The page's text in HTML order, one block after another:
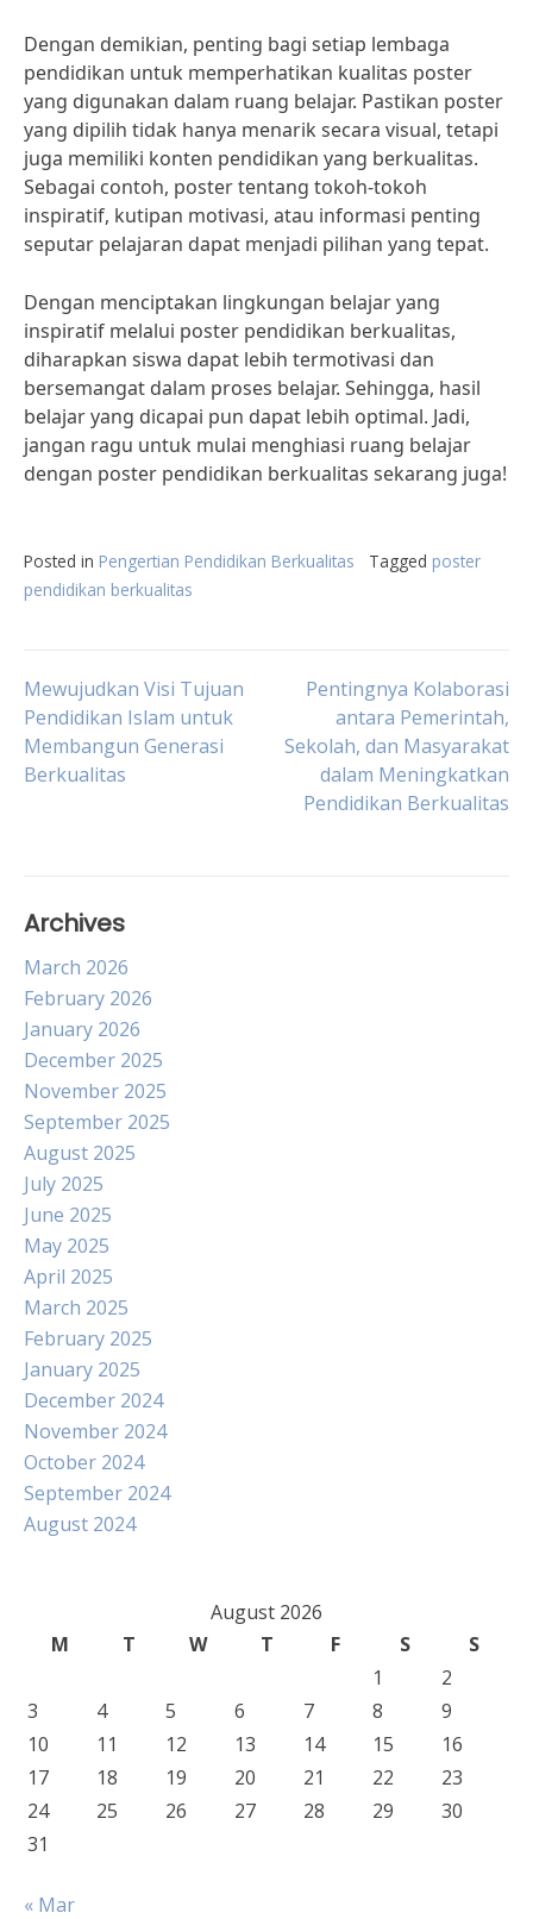
Dengan demikian, penting bagi setiap lembaga
pendidikan untuk memperhatikan kualitas poster
yang digunakan dalam ruang belajar. Pastikan poster
yang dipilih tidak hanya menarik secara visual, tetapi
juga memiliki konten pendidikan yang berkualitas.
Sebagai contoh, poster tentang tokoh-tokoh
inspiratif, kutipan motivasi, atau informasi penting
seputar pelajaran dapat menjadi pilihan yang tepat.
Dengan menciptakan lingkungan belajar yang
inspiratif melalui poster pendidikan berkualitas,
diharapkan siswa dapat lebih termotivasi dan
bersemangat dalam proses belajar. Sehingga, hasil
belajar yang dicapai pun dapat lebih optimal. Jadi,
jangan ragu untuk mulai menghiasi ruang belajar
dengan poster pendidikan berkualitas sekarang juga!
Posted in Pengertian Pendidikan Berkualitas Tagged poster
pendidikan berkualitas
Post
navigation
Mewujudkan Visi Tujuan
Pendidikan Islam untuk
Membangun Generasi
Berkualitas
Pentingnya Kolaborasi
antara Pemerintah,
Sekolah, dan Masyarakat
dalam Meningkatkan
Pendidikan Berkualitas
Archives
March 2026
February 2026
January 2026
December 2025
November 2025
September 2025
August 2025
July 2025
June 2025
May 2025
April 2025
March 2025
February 2025
January 2025
December 2024
November 2024
October 2024
September 2024
August 2024
August 2026
M
T W T F S
S
1
2
3
4 5 6 7 8
9
10
11 12 13 14 15
16
17
18 19 20 21 22
23
24
25 26 27 28 29
30
31
« Mar